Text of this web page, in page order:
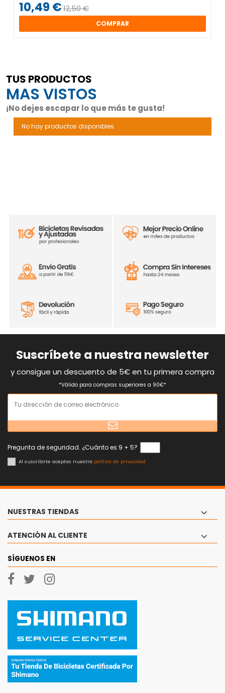
10,49 €12,50 €
COMPRAR
TUS PRODUCTOS
MAS VISTOS
¡No dejes escapar lo que más te gusta!
No hay productos disponibles.
Suscríbete a nuestra newsletter
y consigue un descuento de 5€ en tu primera compra
*Válido para compras superiores a 90€*
Pregunta de seguridad. ¿Cuánto es 9 + 5?
Al suscribirte aceptas nuestra política de privacidad
NUESTRAS TIENDAS
ATENCIÓN AL CLIENTE
SÍGUENOS EN